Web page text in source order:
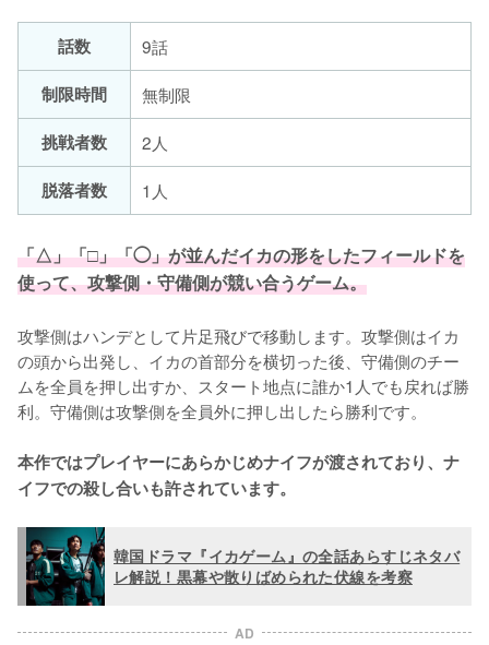
話数
9話
制限時間
無制限
挑戦者数
2人
脱落者数
1人
「△」「□」「◯」が並んだイカの形をしたフィールドを
使って、攻撃側・守備側が競い合うゲーム。
攻撃側はハンデとして片足飛びで移動します。攻撃側はイカ
の頭から出発し、イカの首部分を横切った後、守備側のチー
ムを全員を押し出すか、スタート地点に誰か1人でも戻れば勝
利。守備側は攻撃側を全員外に押し出したら勝利です。
本作ではプレイヤーにあらかじめナイフが渡されており、ナ
イフでの殺し合いも許されています。
韓国ドラマ『イカゲーム』の全話あらすじネタバ
レ解説！黒幕や散りばめられた伏線を考察
AD